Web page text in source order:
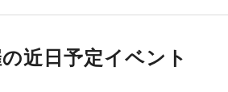
近日予定イベント